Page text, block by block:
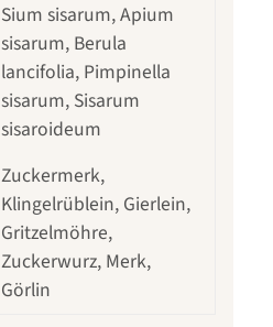
Sium sisarum, Apium
sisarum, Berula
lancifolia, Pimpinella
sisarum, Sisarum
sisaroideum
Zuckermerk,
Klingelrüblein, Gierlein,
Gritzelmöhre,
Zuckerwurz, Merk,
Görlin